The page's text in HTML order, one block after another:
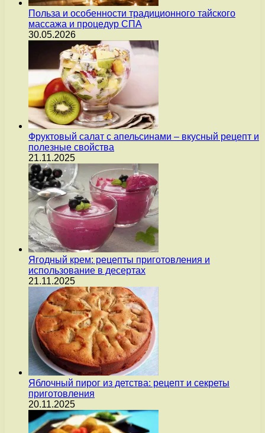
Польза и особенности традиционного тайского
массажа и процедур СПА
30.05.2026
Фруктовый салат с апельсинами – вкусный рецепт и
полезные свойства
21.11.2025
Ягодный крем: рецепты приготовления и
использование в десертах
21.11.2025
Яблочный пирог из детства: рецепт и секреты
приготовления
20.11.2025